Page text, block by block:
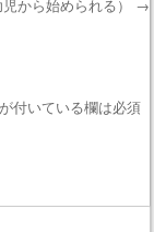
から始められる） →
が付いている欄は必須